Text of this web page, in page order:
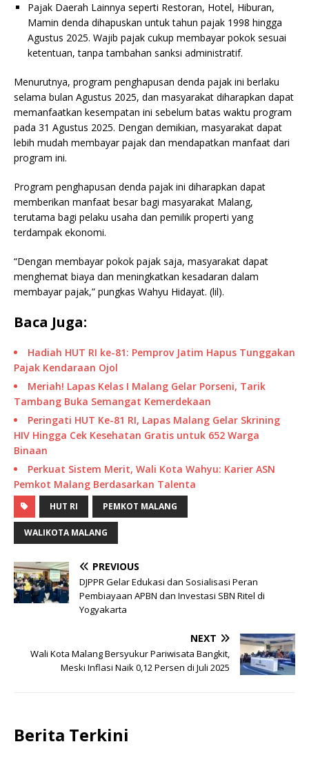
Pajak Daerah Lainnya seperti Restoran, Hotel, Hiburan,
Mamin denda dihapuskan untuk tahun pajak 1998 hingga
Agustus 2025. Wajib pajak cukup membayar pokok sesuai
ketentuan, tanpa tambahan sanksi administratif.
Menurutnya, program penghapusan denda pajak ini berlaku
selama bulan Agustus 2025, dan masyarakat diharapkan dapat
memanfaatkan kesempatan ini sebelum batas waktu program
pada 31 Agustus 2025. Dengan demikian, masyarakat dapat
lebih mudah membayar pajak dan mendapatkan manfaat dari
program ini.
Program penghapusan denda pajak ini diharapkan dapat
memberikan manfaat besar bagi masyarakat Malang,
terutama bagi pelaku usaha dan pemilik properti yang
terdampak ekonomi.
“Dengan membayar pokok pajak saja, masyarakat dapat
menghemat biaya dan meningkatkan kesadaran dalam
membayar pajak,” pungkas Wahyu Hidayat. (lil).
Baca Juga:
Hadiah HUT RI ke-81: Pemprov Jatim Hapus Tunggakan
Pajak Kendaraan Ojol
Meriah! Lapas Kelas I Malang Gelar Porseni, Tarik
Tambang Buka Semangat Kemerdekaan
Peringati HUT Ke-81 RI, Lapas Malang Gelar Skrining
HIV Hingga Cek Kesehatan Gratis untuk 652 Warga
Binaan
Perkuat Sistem Merit, Wali Kota Wahyu: Karier ASN
Pemkot Malang Berdasarkan Talenta
HUT RI PEMKOT MALANG
WALIKOTA MALANG
PREVIOUS
DJPPR Gelar Edukasi dan Sosialisasi Peran
Pembiayaan APBN dan Investasi SBN Ritel di
Yogyakarta
NEXT
Wali Kota Malang Bersyukur Pariwisata Bangkit,
Meski Inflasi Naik 0,12 Persen di Juli 2025
Berita Terkini